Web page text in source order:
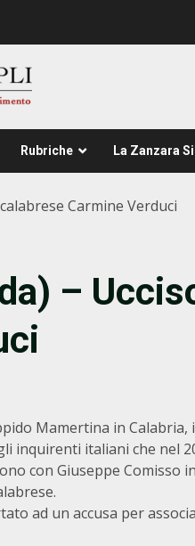
Rubriche La Zanzara
Carmine Verduci
–
Mamertina in Calabria,
inquirenti italiani che nel
con Giuseppe Comisso
ad un accusa per